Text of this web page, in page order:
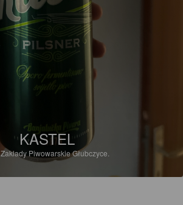
KASTEL
Zaklady Piwowarskie Głubczyce.